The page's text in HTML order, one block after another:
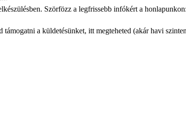
Szörfözz a legfrissebb infókért a honlapunkon:
a küldetésünket, itt megteheted (akár havi